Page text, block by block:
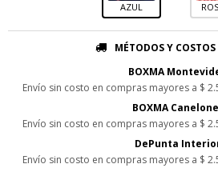
AZUL
MÉTODOS Y
BOXMA
Envío sin costo en compras mayores a $
BOXMA
Envío sin costo en compras mayores a $
DePunta
Envío sin costo en compras mayores a $